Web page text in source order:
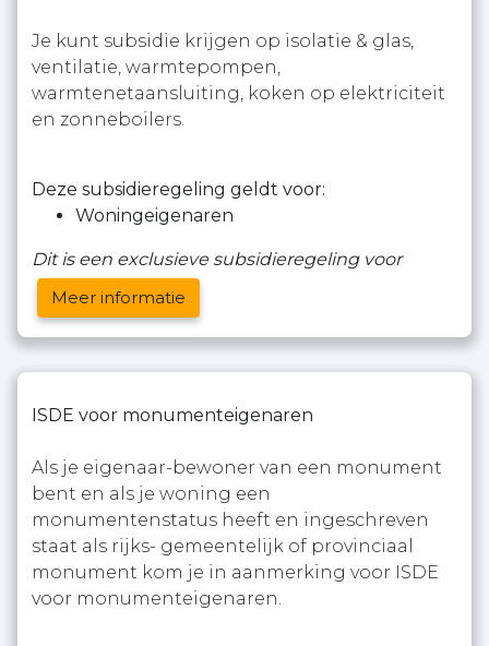
Je kunt subsidie krijgen op isolatie & glas,
ventilatie, warmtepompen,
warmtenetaansluiting, koken op elektriciteit
en zonneboilers.
Deze subsidieregeling geldt voor:
Woningeigenaren
Dit is een exclusieve subsidieregeling voor
Meer informatie
ISDE voor monumenteigenaren
Als je eigenaar-bewoner van een monument
bent en als je woning een
monumentenstatus heeft en ingeschreven
staat als rijks- gemeentelijk of provinciaal
monument kom je in aanmerking voor ISDE
voor monumenteigenaren.